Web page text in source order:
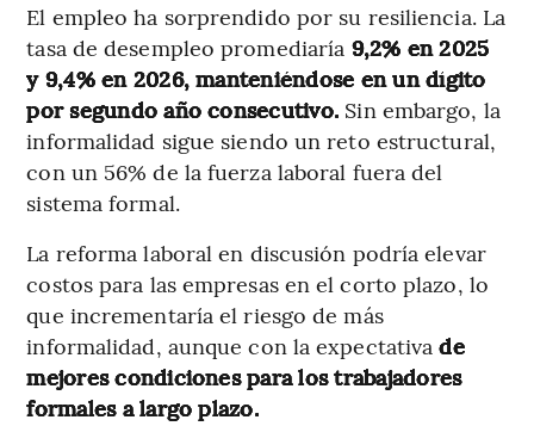
El empleo ha sorprendido por su resiliencia. La
tasa de desempleo promediaría 9,2% en 2025
y 9,4% en 2026, manteniéndose en un dígito
por segundo año consecutivo. Sin embargo, la
informalidad sigue siendo un reto estructural,
con un 56% de la fuerza laboral fuera del
sistema formal.
La reforma laboral en discusión podría elevar
costos para las empresas en el corto plazo, lo
que incrementaría el riesgo de más
informalidad, aunque con la expectativade
mejores condiciones para los trabajadores
formales a largo plazo.